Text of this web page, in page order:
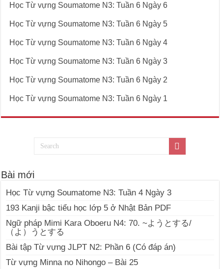
Học Từ vựng Soumatome N3: Tuần 6 Ngày 6
Học Từ vựng Soumatome N3: Tuần 6 Ngày 5
Học Từ vựng Soumatome N3: Tuần 6 Ngày 4
Học Từ vựng Soumatome N3: Tuần 6 Ngày 3
Học Từ vựng Soumatome N3: Tuần 6 Ngày 2
Học Từ vựng Soumatome N3: Tuần 6 Ngày 1
Bài mới
Học Từ vựng Soumatome N3: Tuần 4 Ngày 3
193 Kanji bậc tiểu học lớp 5 ở Nhật Bản PDF
Ngữ pháp Mimi Kara Oboeru N4: 70. ~ようとする/
（よ）うとする
Bài tập Từ vựng JLPT N2: Phần 6 (Có đáp án)
Từ vựng Minna no Nihongo – Bài 25